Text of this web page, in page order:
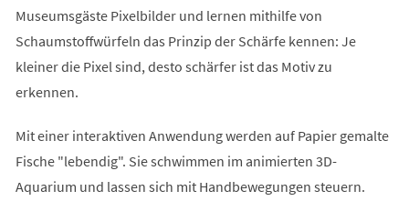
Museumsgäste Pixelbilder und lernen mithilfe von
Schaumstoffwürfeln das Prinzip der Schärfe kennen: Je
kleiner die Pixel sind, desto schärfer ist das Motiv zu
erkennen.
Mit einer interaktiven Anwendung werden auf Papier gemalte
Fische "lebendig". Sie schwimmen im animierten 3D-
Aquarium und lassen sich mit Handbewegungen steuern.